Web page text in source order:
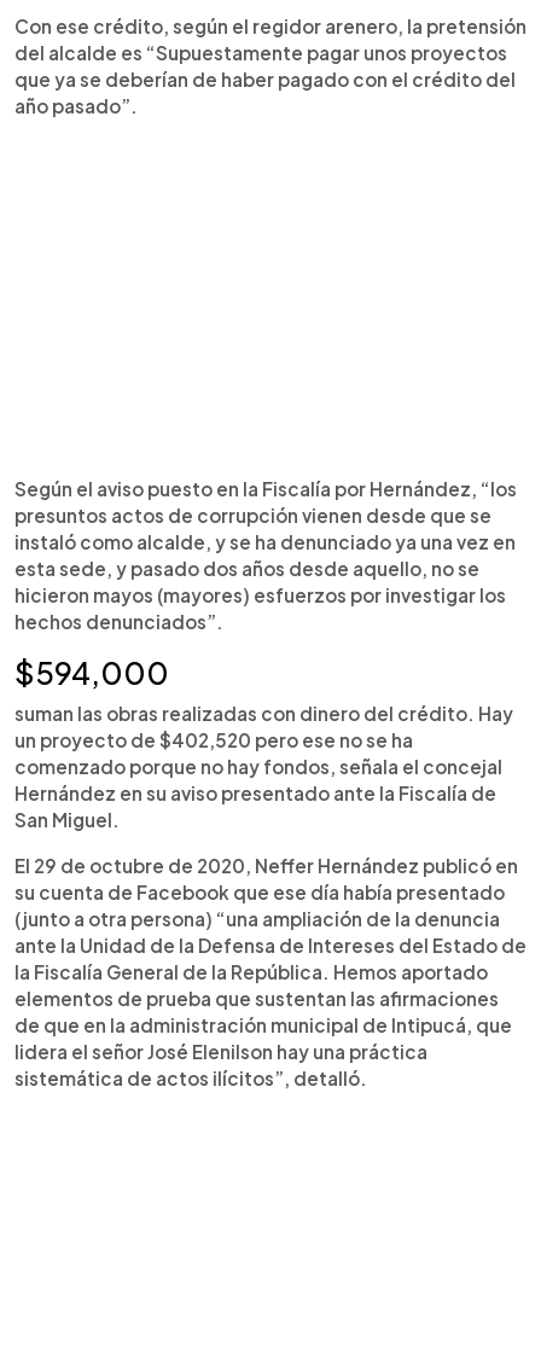
Con ese crédito, según el regidor arenero, la pretensión
del alcalde es “Supuestamente pagar unos proyectos
que ya se deberían de haber pagado con el crédito del
año pasado”.
Según el aviso puesto en la Fiscalía por Hernández, “los
presuntos actos de corrupción vienen desde que se
instaló como alcalde, y se ha denunciado ya una vez en
esta sede, y pasado dos años desde aquello, no se
hicieron mayos (mayores) esfuerzos por investigar los
hechos denunciados”.
$594,000
suman las obras realizadas con dinero del crédito. Hay
un proyecto de $402,520 pero ese no se ha
comenzado porque no hay fondos, señala el concejal
Hernández en su aviso presentado ante la Fiscalía de
San Miguel.
El 29 de octubre de 2020, Neffer Hernández publicó en
su cuenta de Facebook que ese día había presentado
(junto a otra persona) “una ampliación de la denuncia
ante la Unidad de la Defensa de Intereses del Estado de
la Fiscalía General de la República. Hemos aportado
elementos de prueba que sustentan las afirmaciones
de que en la administración municipal de Intipucá, que
lidera el señor José Elenilson hay una práctica
sistemática de actos ilícitos”, detalló.